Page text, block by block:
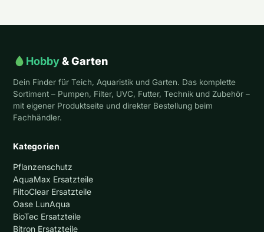
Hobby& Garten
Dein Finder für Teich, Aquaristik und Garten. Das komplette
Sortiment – Pumpen, Filter, UVC, Futter, Technik und Zubehör –
mit eigener Produktseite und direkter Bestellung beim
Fachhändler.
Kategorien
Pflanzenschutz
AquaMax Ersatzteile
FiltoClear Ersatzteile
Oase LunAqua
BioTec Ersatzteile
Bitron Ersatzteile